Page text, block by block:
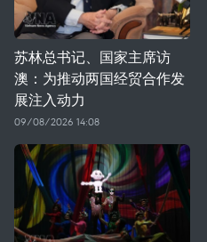
苏林总书记、国家主席访
澳：为推动两国经贸合作发
展注入动力
09/08/2026 14:08